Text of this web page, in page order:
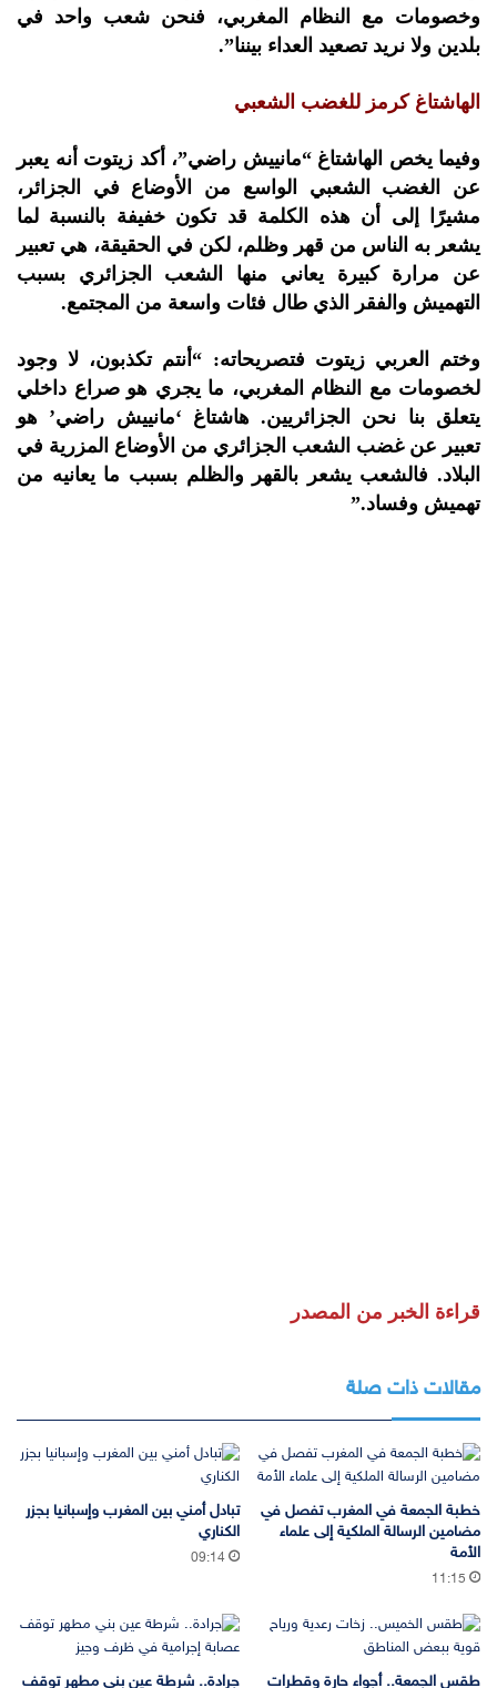
وخصومات مع النظام المغربي، فنحن شعب واحد في
بلدين ولا نريد تصعيد العداء بيننا”.
الهاشتاغ كرمز للغضب الشعبي
وفيما يخص الهاشتاغ “مانييش راضي”، أكد زيتوت أنه يعبر
عن الغضب الشعبي الواسع من الأوضاع في الجزائر،
مشيرًا إلى أن هذه الكلمة قد تكون خفيفة بالنسبة لما
يشعر به الناس من قهر وظلم، لكن في الحقيقة، هي تعبير
عن مرارة كبيرة يعاني منها الشعب الجزائري بسبب
التهميش والفقر الذي طال فئات واسعة من المجتمع.
وختم العربي زيتوت فتصريحاته: “أنتم تكذبون، لا وجود
لخصومات مع النظام المغربي، ما يجري هو صراع داخلي
يتعلق بنا نحن الجزائريين. هاشتاغ ‘مانييش راضي’ هو
تعبير عن غضب الشعب الجزائري من الأوضاع المزرية في
البلاد. فالشعب يشعر بالقهر والظلم بسبب ما يعانيه من
تهميش وفساد.”
قراءة الخبر من المصدر
مقالات ذات صلة
خطبة الجمعة في المغرب تفصل في
مضامين الرسالة الملكية إلى علماء
الأمة
11:15
تبادل أمني بين المغرب وإسبانيا بجزر
الكناري
09:14
طقس الجمعة.. أجواء حارة وقطرات جرادة.. شرطة عين بني مطهر توقف